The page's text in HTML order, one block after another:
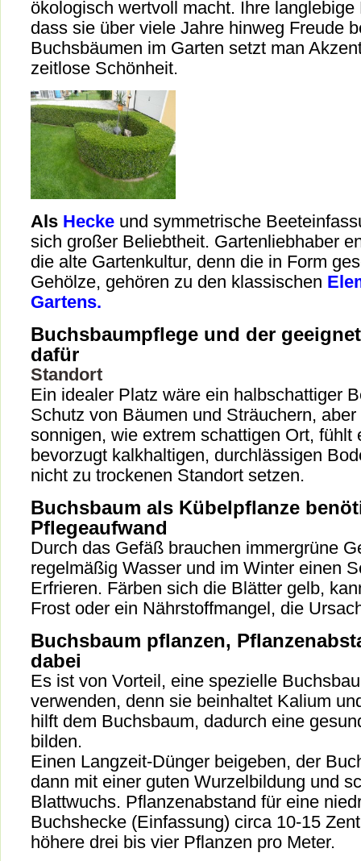
ökologisch wertvoll macht. Ihre langlebige
dass sie über viele Jahre hinweg Freude
Buchsbäumen im Garten setzt man
zeitlose Schönheit.
Als Hecke und symmetrische
sich großer Beliebtheit. Gartenliebhaber
die alte Gartenkultur, denn die in Form
Gehölze, gehören zu den klassischen
Gartens.
Buchsbaumpflege und der
dafür
Standort
Ein idealer Platz wäre ein halbschattiger
Schutz von Bäumen und Sträuchern,
sonnigen, wie extrem schattigen Ort,
bevorzugt kalkhaltigen, durchlässigen
nicht zu trockenen Standort setzen.
Buchsbaum als Kübelpflanze
Pflegeaufwand
Durch das Gefäß brauchen immergrüne
regelmäßig Wasser und im Winter einen
Erfrieren. Färben sich die Blätter gelb,
Frost oder ein Nährstoffmangel, die
Buchsbaum pflanzen,
dabei
Es ist von Vorteil, eine spezielle
verwenden, denn sie beinhaltet Kalium
hilft dem Buchsbaum, dadurch eine
bilden.
Einen Langzeit-Dünger beigeben, der
dann mit einer guten Wurzelbildung und
Blattwuchs. Pflanzenabstand für eine
Buchshecke (Einfassung) circa 10-15
höhere drei bis vier Pflanzen pro Meter.